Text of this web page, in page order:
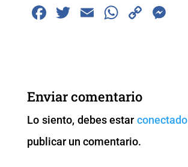
F
b
o
o
k
T
E
W
A
p
p
C
k
er
Enviar comentario
Lo siento, debes estarconectado
publicar un comentario.